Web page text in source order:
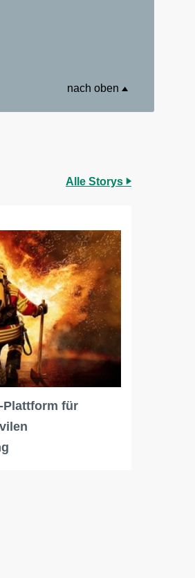
nach oben
Alle Storys
Plattform für